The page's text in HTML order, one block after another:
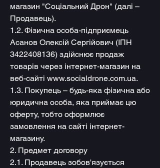
магазин "Соціальний Дрон" (далі –
Продавець).
1.2. Фізична особа-підприємець
Асанов Олексій Сергійович (ІПН
3422408136) здійснює продаж
товарів через інтернет-магазин на
веб-сайті www.socialdrone.com.ua.
1.3. Покупець – будь-яка фізична або
юридична особа, яка приймає цю
оферту, тобто оформлює
замовлення на сайті інтернет-
магазину.
2. Предмет договору
2.1. Продавець зобов'язується